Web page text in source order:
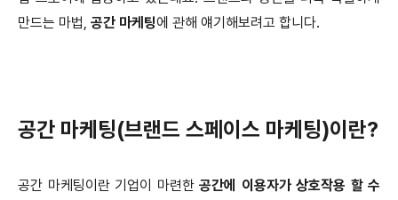
만드는 마법, 공간 마케팅에 관해 얘기해보려고 합니다.
공간 마케팅(브랜드 스페이스 마케팅)이란?
공간 마케팅이란 기업이 마련한 공간에 이용자가 상호작용 할 수